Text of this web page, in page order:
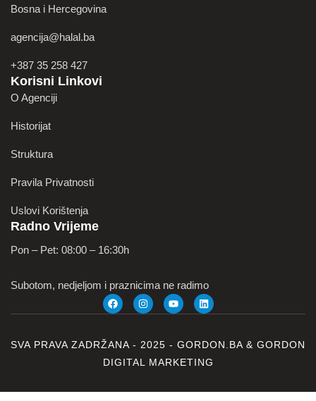
Bosna i Hercegovina
agencija@halal.ba
+387 35 258 427
Korisni Linkovi
O Agenciji
Historijat
Struktura
Pravila Privatnosti
Uslovi Korištenja
Radno Vrijeme
Pon – Pet: 08:00 – 16:30h
Subotom, nedjeljom i praznicima ne radimo
SVA PRAVA ZADRŽANA - 2025 - GORDON.BA & GORDON
DIGITAL MARKETING